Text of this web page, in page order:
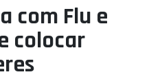
com Flu e
colocar